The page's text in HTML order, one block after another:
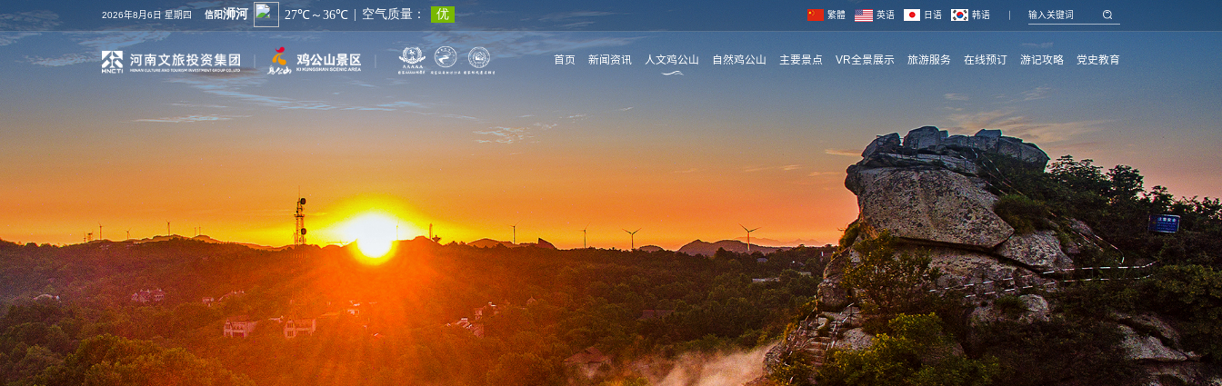
2026年8月6日 星期四 信阳 繁體 英语 日语 韩语
首页 新闻资讯 人文鸡公山 自然鸡公山 主要景点 VR全景展示 旅游服务 在线预订 游记攻略 党史教育